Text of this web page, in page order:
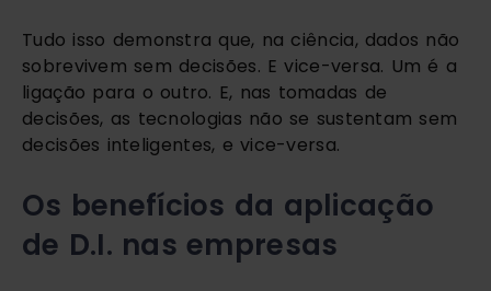
Tudo isso demonstra que, na ciência, dados não
sobrevivem sem decisões. E vice-versa. Um é a
ligação para o outro. E, nas tomadas de
decisões, as tecnologias não se sustentam sem
decisões inteligentes, e vice-versa.
Os benefícios da aplicação
de D.I. nas empresas